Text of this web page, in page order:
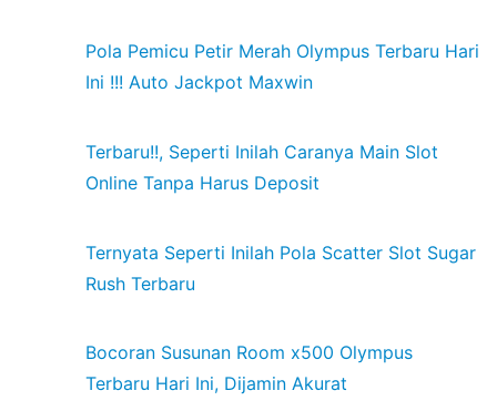
Pola Pemicu Petir Merah Olympus Terbaru Hari
Ini !!! Auto Jackpot Maxwin
Terbaru!!, Seperti Inilah Caranya Main Slot
Online Tanpa Harus Deposit
Ternyata Seperti Inilah Pola Scatter Slot Sugar
Rush Terbaru
Bocoran Susunan Room x500 Olympus
Terbaru Hari Ini, Dijamin Akurat